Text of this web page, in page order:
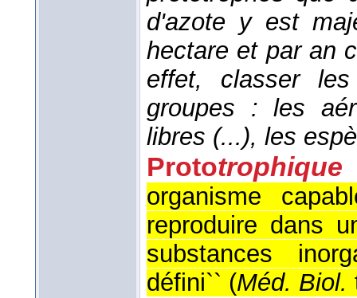
d'azote y est
hectare et par an
effet, classer
groupes : les
libres (...), les
Prototrophique
organisme
reproduire dans
substances
défini`` (Méd. Biol.